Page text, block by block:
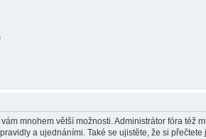
mnohem větší možnosti. Administrátor fóra též
a ujednáními. Také se ujistěte, že si